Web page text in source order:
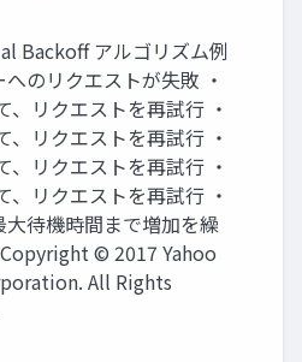
Backoff アルゴリズム例
へのリクエストが失敗 ・
、リクエストを再試行 ・
、リクエストを再試行 ・
、リクエストを再試行 ・
、リクエストを再試行 ・
大待機時間まで増加を繰
© 2017 Yahoo
All Rights